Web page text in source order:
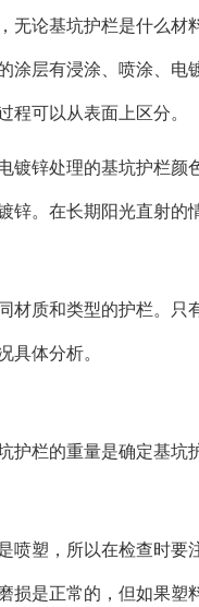
无论基坑护栏是什么
涂层有浸涂、喷涂、电
可以从表面上区分。
镀锌处理的基坑护栏
锌。在长期阳光直射
材质和类型的护栏。
体分析。
护栏的重量是确定基
喷塑，所以在检查时
损是正常的，但如果